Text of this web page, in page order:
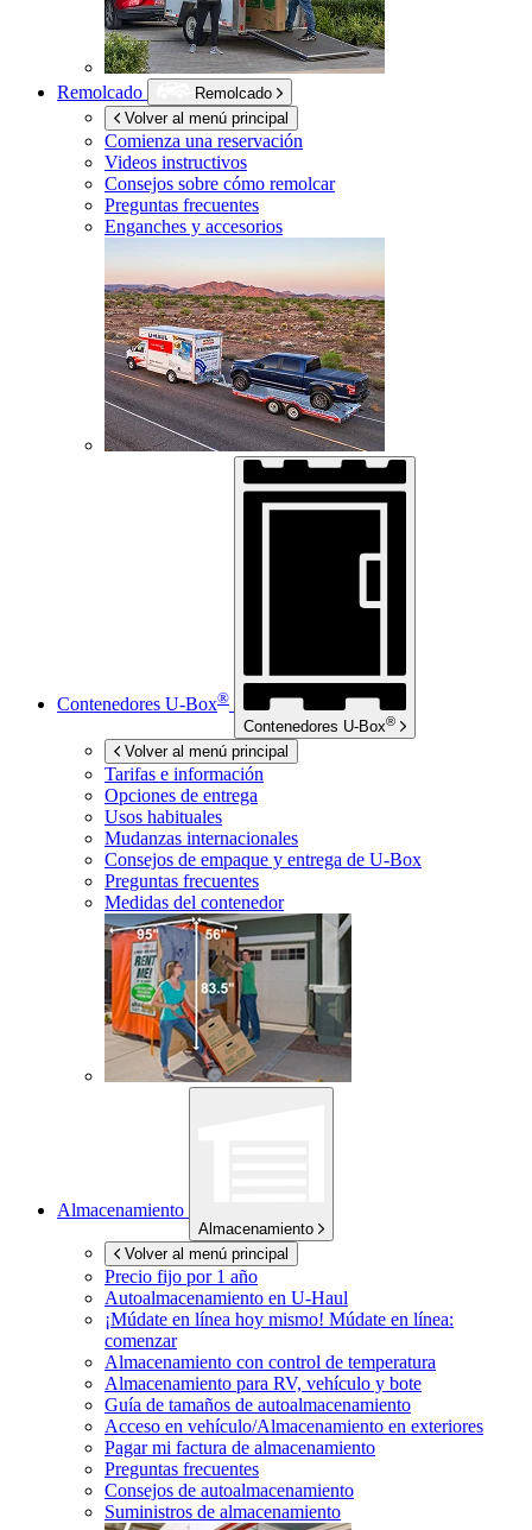
Remolcado
Remolcado
Volver al menú principal
Comienza una reservación
Videos instructivos
Consejos sobre cómo remolcar
Preguntas frecuentes
Enganches y accesorios
Contenedores U-Box®
Contenedores U-Box®
Volver al menú principal
Tarifas e información
Opciones de entrega
Usos habituales
Mudanzas internacionales
Consejos de empaque y entrega de U-Box
Preguntas frecuentes
Medidas del contenedor
Almacenamiento
Almacenamiento
Volver al menú principal
Precio fijo por 1 año
Autoalmacenamiento en U-Haul
¡Múdate en línea hoy mismo! Múdate en línea:
comenzar
Almacenamiento con control de temperatura
Almacenamiento para RV, vehículo y bote
Guía de tamaños de autoalmacenamiento
Acceso en vehículo/Almacenamiento en exteriores
Pagar mi factura de almacenamiento
Preguntas frecuentes
Consejos de autoalmacenamiento
Suministros de almacenamiento